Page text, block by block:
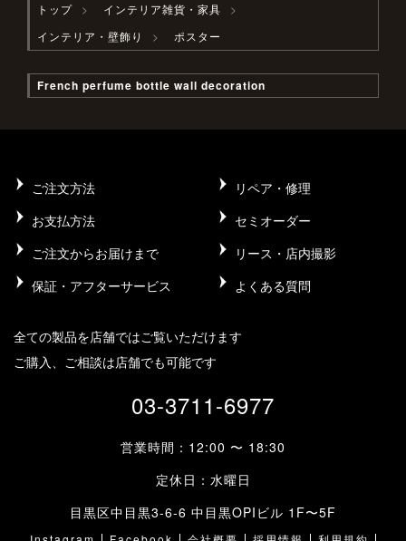
トップ
インテリア雑貨・家具
インテリア・壁飾り
ポスター
French perfume bottle wall decoration
ご注文方法
リペア・修理
お支払方法
セミオーダー
ご注文からお届けまで
リース・店内撮影
保証・アフターサービス
よくある質問
全ての製品を店舗ではご覧いただけます
ご購入、ご相談は店舗でも可能です
03-3711-6977
営業時間：12:00 〜 18:30
定休日：水曜日
目黒区中目黒3-6-6 中目黒OPIビル 1F〜5F